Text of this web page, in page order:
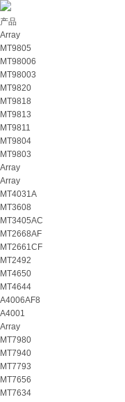
产品
Array
MT9805
MT98006
MT98003
MT9820
MT9818
MT9813
MT9811
MT9804
MT9803
Array
Array
MT4031A
MT3608
MT3405AC
MT2668AF
MT2661CF
MT2492
MT4650
MT4644
A4006AF8
A4001
Array
MT7980
MT7940
MT7793
MT7656
MT7634